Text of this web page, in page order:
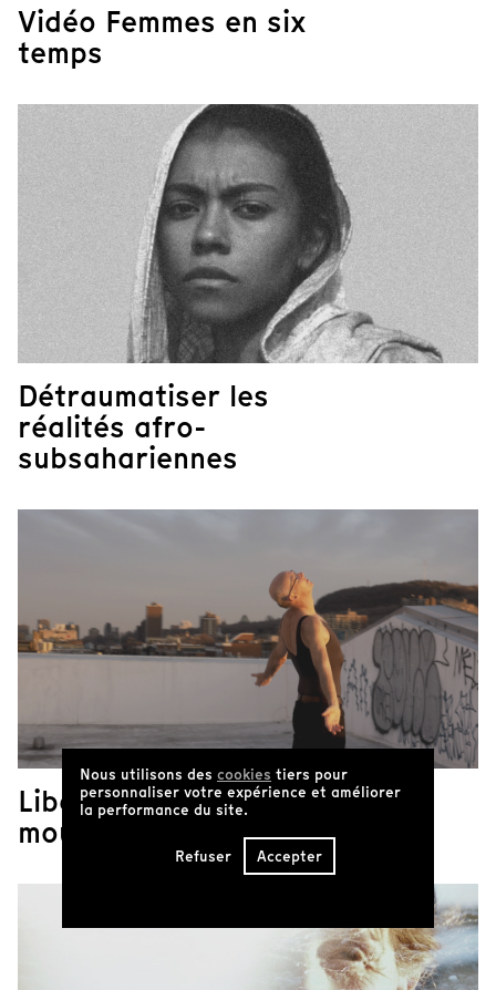
Vidéo Femmes en six
temps
Détraumatiser les
réalités afro-
subsahariennes
Libération en
mouvement
Nous utilisons des cookies tiers pour
personnaliser votre expérience et améliorer
la performance du site.
Refuser Accepter